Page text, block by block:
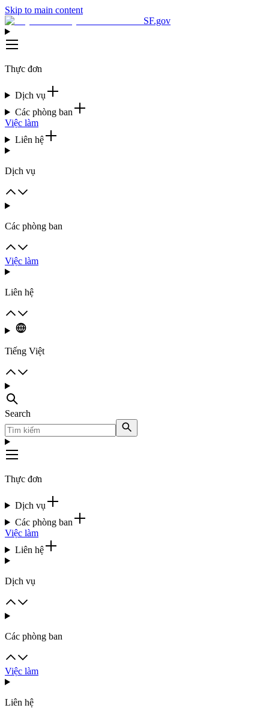
Skip to main content
SF.gov
Thực đơn
Dịch vụ
Các phòng ban
Việc làm
Liên hệ
Dịch vụ
Các phòng ban
Việc làm
Liên hệ
Tiếng Việt
Search
Thực đơn
Dịch vụ
Các phòng ban
Việc làm
Liên hệ
Dịch vụ
Các phòng ban
Việc làm
Liên hệ